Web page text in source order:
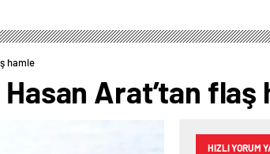
hamle
Arat’tan flaş
HIZLI YORUM